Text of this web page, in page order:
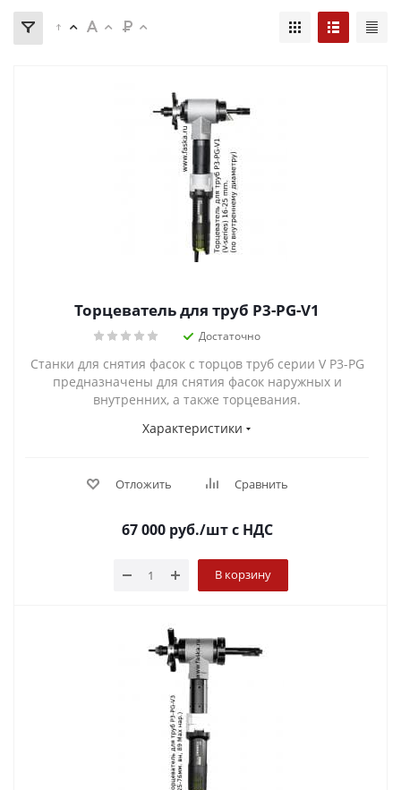
Торцеватель для труб P3-PG-V1
Достаточно
Станки для снятия фасок с торцов труб серии V P3-PG
предназначены для снятия фасок наружных и
внутренних, а также торцевания.
Характеристики
Отложить Сравнить
67 000 руб./штс НДС
В корзину